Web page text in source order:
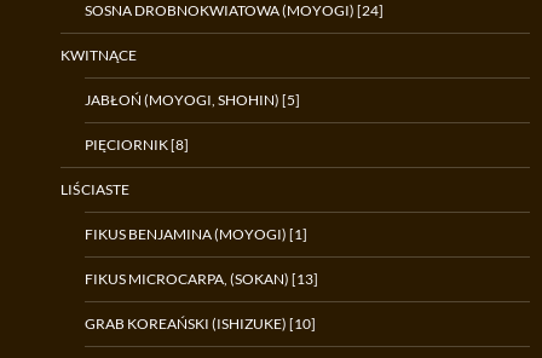
SOSNA DROBNOKWIATOWA (MOYOGI) [24]
KWITNĄCE
JABŁOŃ (MOYOGI, SHOHIN) [5]
PIĘCIORNIK [8]
LIŚCIASTE
FIKUS BENJAMINA (MOYOGI) [1]
FIKUS MICROCARPA, (SOKAN) [13]
GRAB KOREAŃSKI (ISHIZUKE) [10]